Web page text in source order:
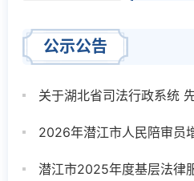
公示公告
2026年潜江市人民陪审员